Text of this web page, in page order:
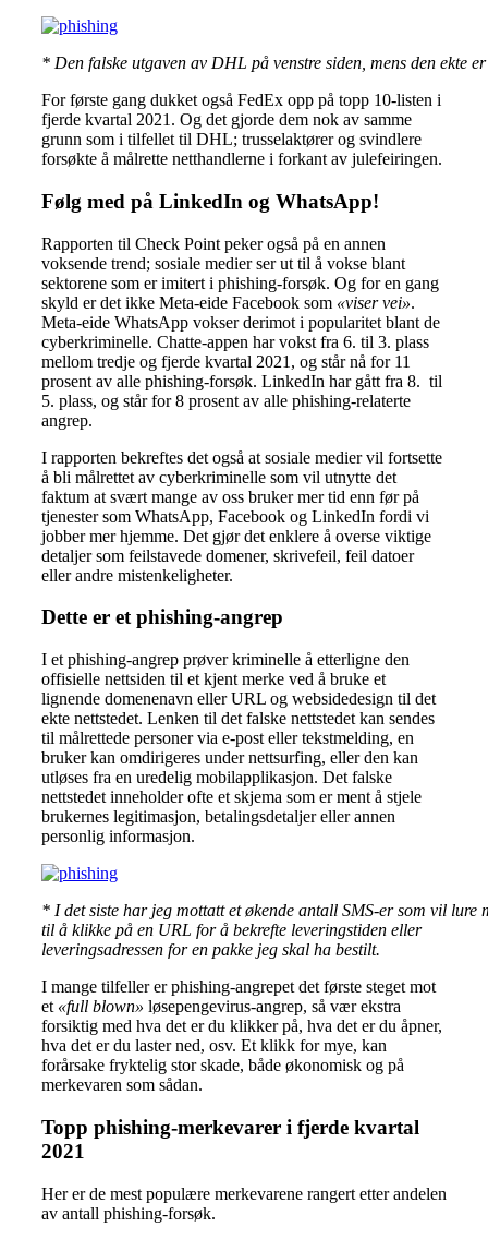
* Den falske utgaven av DHL på venstre siden, mens den ekte
For første gang dukket også FedEx opp på topp 10-listen i
fjerde kvartal 2021. Og det gjorde dem nok av samme
grunn som i tilfellet til DHL; trusselaktører og svindlere
forsøkte å målrette netthandlerne i forkant av julefeiringen.
Følg med på LinkedIn og WhatsApp!
Rapporten til Check Point peker også på en annen
voksende trend; sosiale medier ser ut til å vokse blant
sektorene som er imitert i phishing-forsøk. Og for en gang
skyld er det ikke Meta-eide Facebook som «viser vei».
Meta-eide WhatsApp vokser derimot i popularitet blant de
cyberkriminelle. Chatte-appen har vokst fra 6. til 3. plass
mellom tredje og fjerde kvartal 2021, og står nå for 11
prosent av alle phishing-forsøk. LinkedIn har gått fra 8. til
5. plass, og står for 8 prosent av alle phishing-relaterte
angrep.
I rapporten bekreftes det også at sosiale medier vil fortsette
å bli målrettet av cyberkriminelle som vil utnytte det
faktum at svært mange av oss bruker mer tid enn før på
tjenester som WhatsApp, Facebook og LinkedIn fordi vi
jobber mer hjemme. Det gjør det enklere å overse viktige
detaljer som feilstavede domener, skrivefeil, feil datoer
eller andre mistenkeligheter.
Dette er et phishing-angrep
I et phishing-angrep prøver kriminelle å etterligne den
offisielle nettsiden til et kjent merke ved å bruke et
lignende domenenavn eller URL og websidedesign til det
ekte nettstedet. Lenken til det falske nettstedet kan sendes
til målrettede personer via e-post eller tekstmelding, en
bruker kan omdirigeres under nettsurfing, eller den kan
utløses fra en uredelig mobilapplikasjon. Det falske
nettstedet inneholder ofte et skjema som er ment å stjele
brukernes legitimasjon, betalingsdetaljer eller annen
personlig informasjon.
* I det siste har jeg mottatt et økende antall SMS-er som vil lure
til å klikke på en URL for å bekrefte leveringstiden eller
leveringsadressen for en pakke jeg skal ha bestilt.
I mange tilfeller er phishing-angrepet det første steget mot
et «full blown» løsepengevirus-angrep, så vær ekstra
forsiktig med hva det er du klikker på, hva det er du åpner,
hva det er du laster ned, osv. Et klikk for mye, kan
forårsake fryktelig stor skade, både økonomisk og på
merkevaren som sådan.
Topp phishing-merkevarer i fjerde kvartal
2021
Her er de mest populære merkevarene rangert etter andelen
av antall phishing-forsøk.